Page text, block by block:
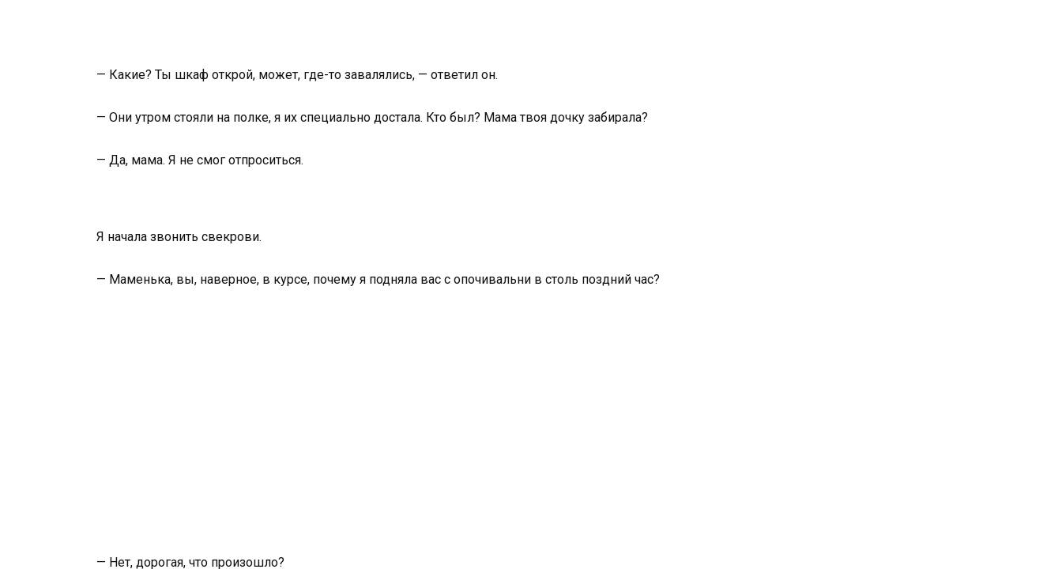
— Какие? Ты шкаф открой, может, где-то завалялись, — ответил он.
— Они утром стояли на полке, я их специально достала. Кто был? Мама твоя дочку забирала?
— Да, мама. Я не смог отпроситься.
Я начала звонить свекрови.
— Маменька, вы, наверное, в курсе, почему я подняла вас с опочивальни в столь поздний час?
— Нет, дорогая, что произошло?